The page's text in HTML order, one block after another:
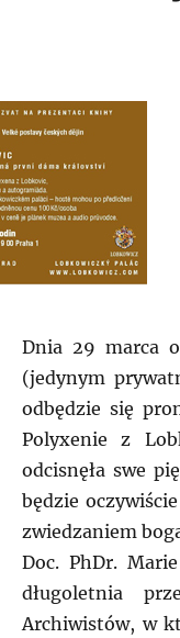
Dnia 29 marca
(jedynym
odbędzie się
Polyxenie z
odcisnęła swe
będzie
zwiedzaniem
Doc. PhDr.
długoletnia
Archiwistów, w